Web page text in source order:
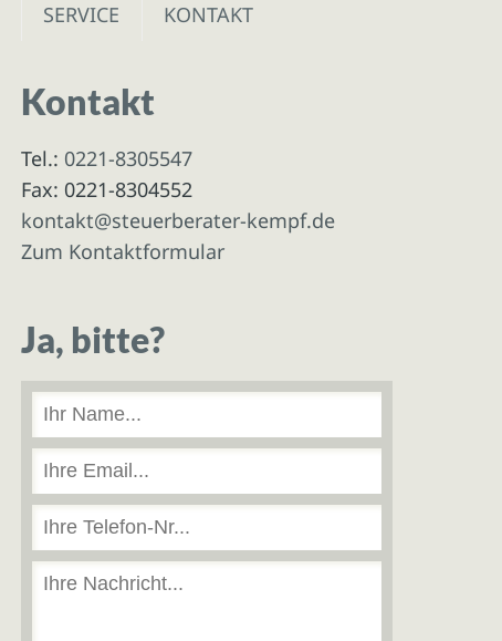
SERVICE KONTAKT
Kontakt
Tel.: 0221-8305547
Fax: 0221-8304552
kontakt@steuerberater-kempf.de
Zum Kontaktformular
Ja, bitte?